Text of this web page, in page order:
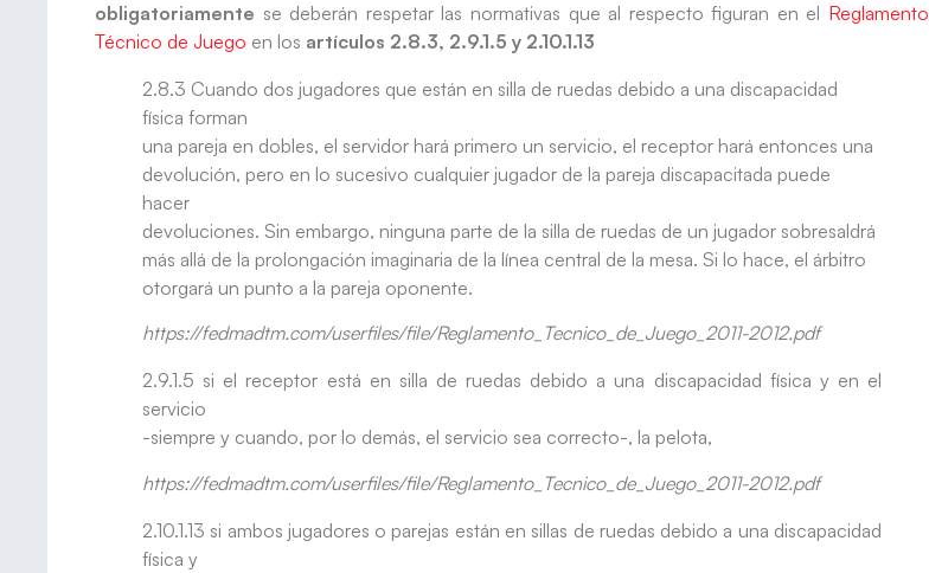
obligatoriamente se deberán respetar las normativas que al respecto figuran en el Reglamento
Técnico de Juego en los artículos 2.8.3, 2.9.1.5 y 2.10.1.13
2.8.3 Cuando dos jugadores que están en silla de ruedas debido a una discapacidad
física forman
una pareja en dobles, el servidor hará primero un servicio, el receptor hará entonces una
devolución, pero en lo sucesivo cualquier jugador de la pareja discapacitada puede
hacer
devoluciones. Sin embargo, ninguna parte de la silla de ruedas de un jugador sobresaldrá
más allá de la prolongación imaginaria de la línea central de la mesa. Si lo hace, el árbitro
otorgará un punto a la pareja oponente.
https://fedmadtm.com/userfiles/file/Reglamento_Tecnico_de_Juego_2011-2012.pdf
2.9.1.5 si el receptor está en silla de ruedas debido a una discapacidad física y en el
servicio
-siempre y cuando, por lo demás, el servicio sea correcto-, la pelota,
https://fedmadtm.com/userfiles/file/Reglamento_Tecnico_de_Juego_2011-2012.pdf
2.10.1.13 si ambos jugadores o parejas están en sillas de ruedas debido a una discapacidad
física y